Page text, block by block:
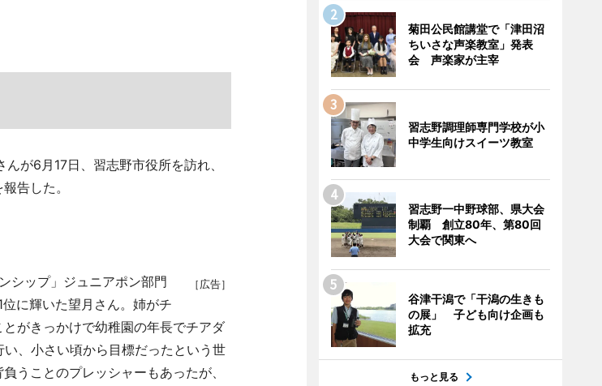
が6月17日、習志野市役所を訪れ、
告した。
［広告］
シップ」ジュニアポン部門
に輝いた望月さん。姉がチ
がきっかけで幼稚園の年長でチアダ
、小さい頃から目標だったという世
うことのプレッシャーもあったが、
菊田公民館講堂で「津田沼
ちいさな声楽教室」発表
会 声楽家が主宰
習志野調理師専門学校が小
中学生向けスイーツ教室
習志野一中野球部、県大会
制覇 創立80年、第80回
大会で関東へ
谷津干潟で「干潟の生きも
の展」 子ども向け企画も
拡充
もっと見る